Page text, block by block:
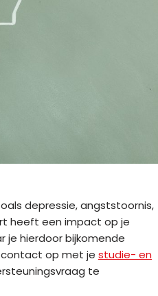
depressie, angststoornis,
heeft een impact op je
je hierdoor bijkomende
contact op met je studie- en
te